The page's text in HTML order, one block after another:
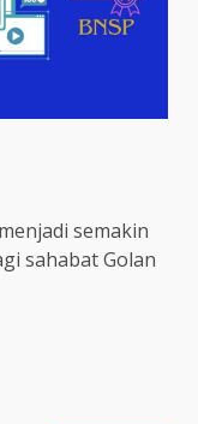
semakin
sahabat Golan